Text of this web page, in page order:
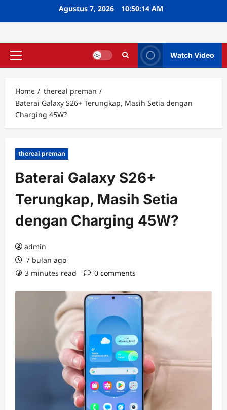
Agustus 7, 2026 10:50:15 AM
Primary
Watch Video
Home
thereal preman
Baterai Galaxy S26+ Terungkap, Masih Setia dengan
Charging 45W?
thereal preman
Baterai Galaxy S26+
Terungkap, Masih Setia
dengan Charging 45W?
admin
7 bulan ago
3 minutes read
0 comments